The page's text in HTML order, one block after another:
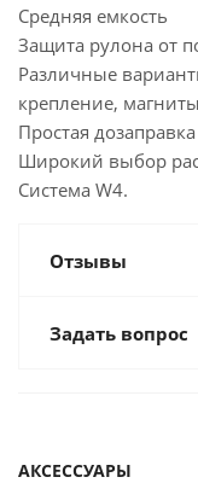
Средняя емкость
Защита рулона от
Различные
крепление,
Простая
Широкий выбор
Cистема W4.
Отзывы
Задать вопрос
АКСЕССУАРЫ